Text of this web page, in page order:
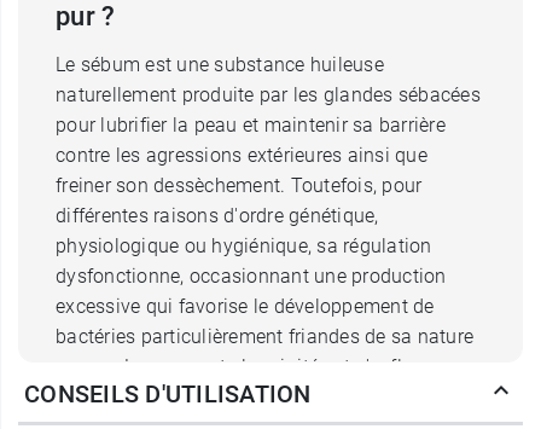
pur ?
Le sébum est une substance huileuse
naturellement produite par les glandes sébacées
pour lubrifier la peau et maintenir sa barrière
contre les agressions extérieures ainsi que
freiner son dessèchement. Toutefois, pour
différentes raisons d'ordre génétique,
physiologique ou hygiénique, sa régulation
dysfonctionne, occasionnant une production
excessive qui favorise le développement de
bactéries particulièrement friandes de sa nature
grasse. La peau est alors irritée et s'enflamme
sous la forme de boutons, tandis que les pores
CONSEILS D'UTILISATION